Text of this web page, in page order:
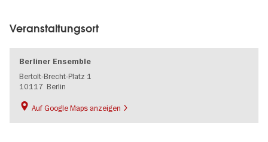
Veranstaltungsort
Berliner Ensemble
Bertolt-Brecht-Platz 1
10117 Berlin
Auf Google Maps anzeigen